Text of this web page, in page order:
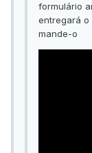
formulário
entregará o
mande-o